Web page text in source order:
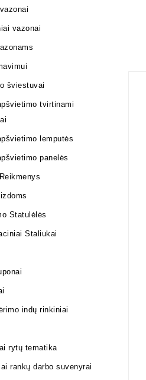
vazonai
šviestuvai
tvirtinami
lemputės
panelės
Statulėlės
Staliukai
indų rinkiniai
rytų tematika
rankų darbo suvenyrai